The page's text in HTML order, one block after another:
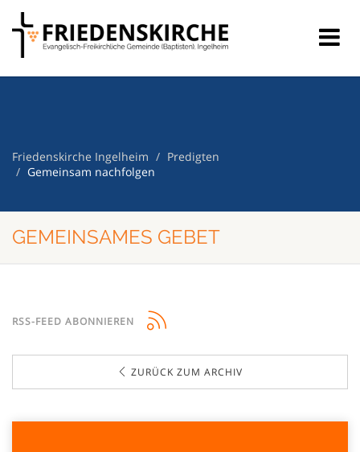
Friedenskirche Ingelheim
Predigten
Gemeinsam nachfolgen
GEMEINSAMES GEBET
RSS-FEED ABONNIEREN
ZURÜCK ZUM ARCHIV